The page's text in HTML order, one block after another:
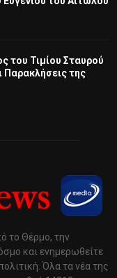
του Τιμίου Σταυρού
Παρακλήσεις της
το Θέρμο, την
και ενημερωθείτε
Όλα τα νέα της